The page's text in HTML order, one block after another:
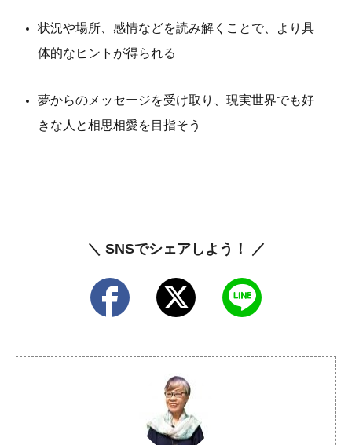
状況や場所、感情などを読み解くことで、より具
体的なヒントが得られる
夢からのメッセージを受け取り、現実世界でも好
きな人と相思相愛を目指そう
＼ SNSでシェアしよう！ ／